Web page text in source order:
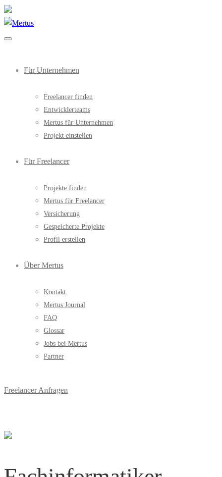
Für Unternehmen
Freelancer finden
Entwicklerteams
Mertus für Unternehmen
Projekt einstellen
Für Freelancer
Projekte finden
Mertus für Freelancer
Versicherung
Gespeicherte Projekte
Profil erstellen
Über Mertus
Kontakt
Mertus Journal
FAQ
Glossar
Jobs bei Mertus
Partner
Freelancer Anfragen